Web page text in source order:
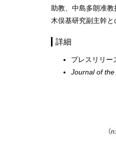
助教、中島多朗准
木俣基研究副主幹と
詳細
プレスリリー
Journal of